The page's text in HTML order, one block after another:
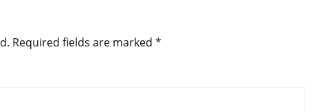
Required fields are marked *